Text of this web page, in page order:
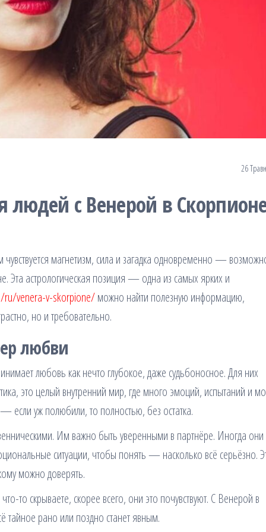
26
людей с Венерой в
чувствуется магнетизм, сила и загадка одновременно —
Эта астрологическая позиция — одна из самых ярких и
ru/venera-v-skorpione/можно найти полезную информацию,
но и требовательно.
любви
любовь как нечто глубокое, даже судьбоносное. Для них
это целый внутренний мир, где много эмоций, испытаний и
если уж полюбили, то полностью, без остатка.
Им важно быть уверенными в партнёре. Иногда они
ситуации, чтобы понять — насколько всё серьёзно.
можно доверять.
то скрываете, скорее всего, они это почувствуют. С Венерой в
рано или поздно станет явным.